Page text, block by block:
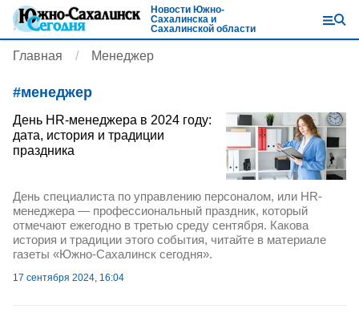
Новости Южно-
Сахалинска и
Сахалинской области
Главная Менеджер
#менеджер
День HR-менеджера в 2024 году:
дата, история и традиции
праздника
День специалиста по управлению персоналом, или HR-
менеджера — профессиональный праздник, который
отмечают ежегодно в третью среду сентября. Какова
история и традиции этого события, читайте в материале
газеты «Южно-Сахалинск сегодня».
17 сентября 2024, 16:04